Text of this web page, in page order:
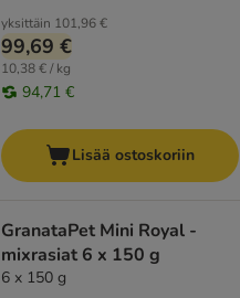
yksittäin 101,96 €
99,69 €
10,38 € / kg
94,71 €
Lisää ostoskoriin
GranataPet Mini Royal -
mixrasiat 6 x 150 g
6 x 150 g